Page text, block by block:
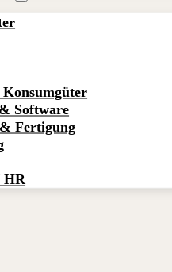
Software
Fertigung
HR